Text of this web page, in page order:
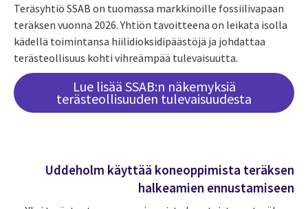
Teräsyhtiö SSAB on tuomassa markkinoille fossiilivapaan
teräksen vuonna 2026. Yhtiön tavoitteena on leikata isolla
kädellä toimintansa hiilidioksidipäästöjä ja johdattaa
terästeollisuus kohti vihreämpää tulevaisuutta.
Lue lisää SSAB:n näkemyksiä
terästeollisuuden tulevaisuudesta
Uddeholm käyttää koneoppimista teräksen
halkeamien ennustamiseen